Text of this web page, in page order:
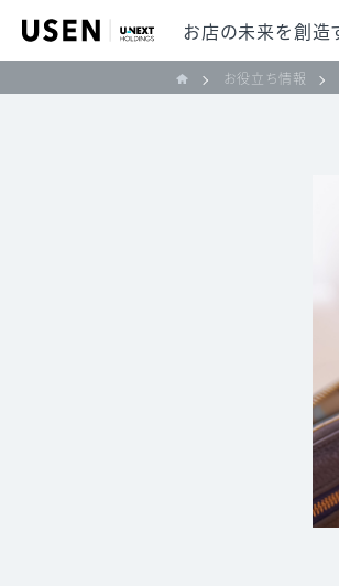
お店の未来を創造
お役立ち情報